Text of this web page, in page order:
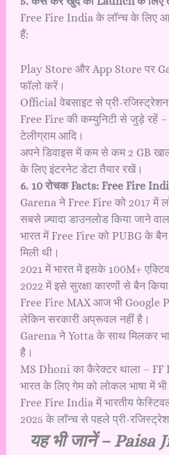
Free Fire India के लॉन्च के लिए
हैं:
Play Store और App Store पर
फॉलो करें।
Official वेबसाइट से प्री-
Free Fire की कम्युनिटी से जुड़े रहें
टेलीग्राम आदि।
अपने डिवाइस में कम से कम 2 GB
के लिए इंटरनेट डेटा तैयार रखें।
6. 10 रोचक Facts: Free Fire
Garena ने Free Fire को 2017 में
सबसे ज़्यादा डाउनलोड किया जाने
भारत में Free Fire को PUBG के बैन
मिली थी।
2021 में भारत में इसके 100M+
2022 में इसे सुरक्षा कारणों से बैन
Free Fire MAX आज भी Google
लेकिन सरकारी अप्रूवल नहीं है।
Garena ने Yotta के साथ मिलकर
है।
MS Dhoni का कैरेक्टर थाला – FF
भारत के लिए गेम को लोकल भाषा में भी
Free Fire India में भारतीय
2025 के लॉन्च से पहले प्री-
यह भी जानें – Paisa